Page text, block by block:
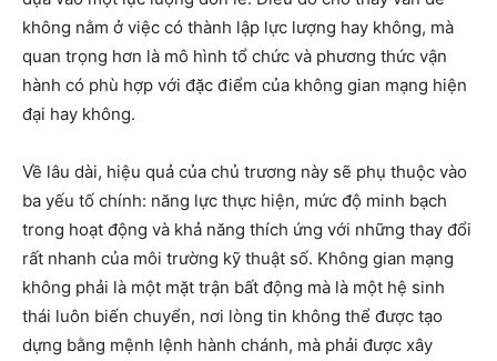
không nằm ở việc có thành lập lực lượng hay không, mà
quan trọng hơn là mô hình tổ chức và phương thức vận
hành có phù hợp với đặc điểm của không gian mạng hiện
đại hay không.
Về lâu dài, hiệu quả của chủ trương này sẽ phụ thuộc vào
ba yếu tố chính: năng lực thực hiện, mức độ minh bạch
trong hoạt động và khả năng thích ứng với những thay đổi
rất nhanh của môi trường kỹ thuật số. Không gian mạng
không phải là một mặt trận bất động mà là một hệ sinh
thái luôn biến chuyển, nơi lòng tin không thể được tạo
dựng bằng mệnh lệnh hành chánh, mà phải được xây